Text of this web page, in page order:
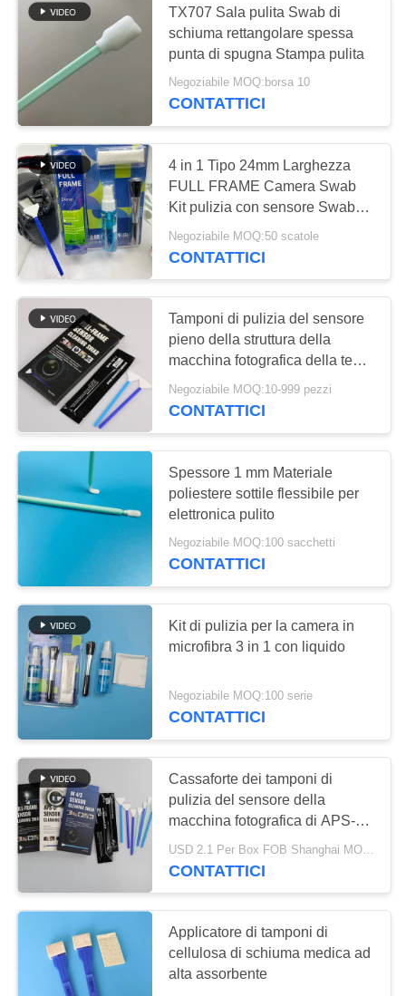
NOTIZIE
CASI
CHIEDI UN
PREVENTIVO
MAPPA
DEL
SITO
PRIVACY
POLICY
Corredo di pulizia
della macchina
fotografica
42
Tamponi della
raccolta di
esemplare
Tampone sterile
eliminabile
Tampone di
campionamento
eliminabile
14
Germogli industriali
del cotone
111
TX707 Sala pulita Swab di
schiuma rettangolare spessa
punta di spugna Stampa pulita
Negoziabile MOQ:borsa 10
CONTATTICI
4 in 1 Tipo 24mm Larghezza
FULL FRAME Camera Swab
Kit pulizia con sensore Swab
Cleaner asciugamani
Negoziabile MOQ:50 scatole
CONTATTICI
Tamponi di pulizia del sensore
pieno della struttura della
macchina fotografica della testa
di Microfiber
Negoziabile MOQ:10-999 pezzi
CONTATTICI
Spessore 1 mm Materiale
poliestere sottile flessibile per
elettronica pulito
Negoziabile MOQ:100 sacchetti
CONTATTICI
Kit di pulizia per la camera in
microfibra 3 in 1 con liquido
Negoziabile MOQ:100 serie
CONTATTICI
Cassaforte dei tamponi di
pulizia del sensore della
macchina fotografica di APS-C
nessun singolo pacchetto ferito
CONTATTICI
Applicatore di tamponi di
cellulosa di schiuma medica ad
alta assorbente